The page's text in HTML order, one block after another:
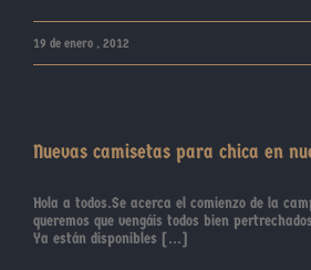
19 de enero , 2012
Nuevas camisetas para chica en
Hola a todos.Se acerca el comienzo de la
queremos que vengáis todos bien
Ya están disponibles [...]